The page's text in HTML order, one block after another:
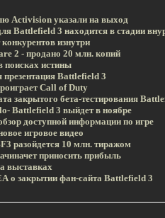
Activision указали на выход
Battlefield 3 находится в стадии
изнутри
2 - продано 20 млн. копий
поисках истины
Battlefield 3
Call of Duty
закрытого бета-тестирования
Battlefield 3 выйдет в ноябре
доступной информации по игре
игровое видео
разойдется 10 млн. тиражом
приносить прибыль
выставках
о закрытии фан-сайта Battlefield 3